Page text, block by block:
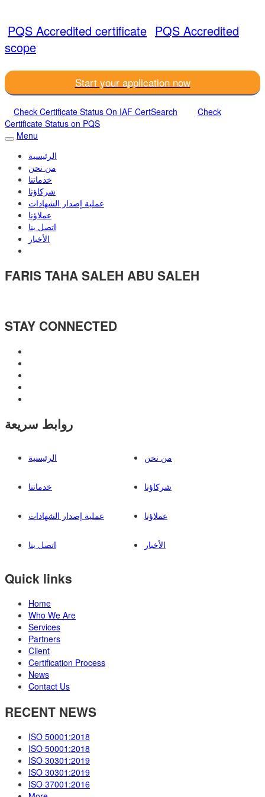
PQS Accredited certificate PQS Accredited
scope
Start your application now
Check Certificate Status On IAF CertSearch
Check
Certificate Status on PQS
Menu
الرئيسية
من نحن
خدماتنا
شركاؤنا
عملية إصدار الشهادات
عملاؤنا
اتصل بنا
الأخبار
FARIS TAHA SALEH ABU SALEH
STAY CONNECTED
روابط سريعة
الرئيسية من نحن
خدماتنا شركاؤنا
عملية إصدار الشهادات عملاؤنا
اتصل بنا الأخبار
Quick links
Home
Who We Are
Services
Partners
Client
Certification Process
News
Contact Us
RECENT NEWS
ISO 50001:2018
ISO 50001:2018
ISO 30301:2019
ISO 30301:2019
ISO 37001:2016